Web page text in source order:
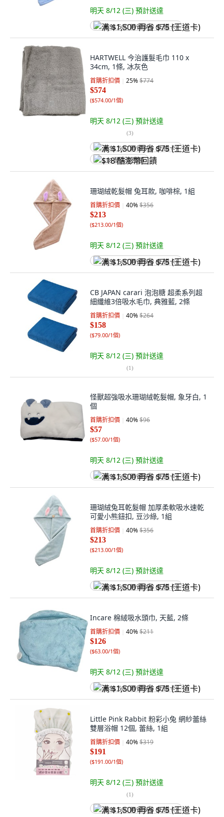
明天 8/12 (三) 預計送達
满 $1,500 再省 $75 (王道卡)
HARTWELL 今治護髮毛巾 110 x
34cm, 1條, 冰灰色
首購折扣價 25%$774
$574
($574.00/1個)
明天 8/12 (三) 預計送達
(3)
满 $1,500 再省 $75 (王道卡)
$18 酷澎幣回饋
珊瑚絨乾髮帽 兔耳款, 咖啡棕, 1組
首購折扣價 40%$356
$213
($213.00/1個)
明天 8/12 (三) 預計送達
满 $1,500 再省 $75 (王道卡)
CB JAPAN carari 泡泡糖 超柔系列超
細纖維3倍吸水毛巾, 典雅藍, 2條
首購折扣價 40%$264
$158
($79.00/1個)
明天 8/12 (三) 預計送達
(1)
怪獸超強吸水珊瑚絨乾髮帽, 象牙白, 1
個
首購折扣價 40%$96
$57
($57.00/1個)
明天 8/12 (三) 預計送達
满 $1,500 再省 $75 (王道卡)
珊瑚絨兔耳乾髮帽 加厚柔軟吸水速乾
可愛小熊鈕扣, 豆沙綠, 1組
首購折扣價 40%$356
$213
($213.00/1個)
明天 8/12 (三) 預計送達
满 $1,500 再省 $75 (王道卡)
Incare 棉絨吸水頭巾, 天藍, 2條
首購折扣價 40%$211
$126
($63.00/1個)
明天 8/12 (三) 預計送達
满 $1,500 再省 $75 (王道卡)
Little Pink Rabbit 粉彩小兔 網紗蕾絲
雙層浴帽 12個, 蕾絲, 1組
首購折扣價 40%$319
$191
($191.00/1個)
明天 8/12 (三) 預計送達
(1)
满 $1,500 再省 $75 (王道卡)